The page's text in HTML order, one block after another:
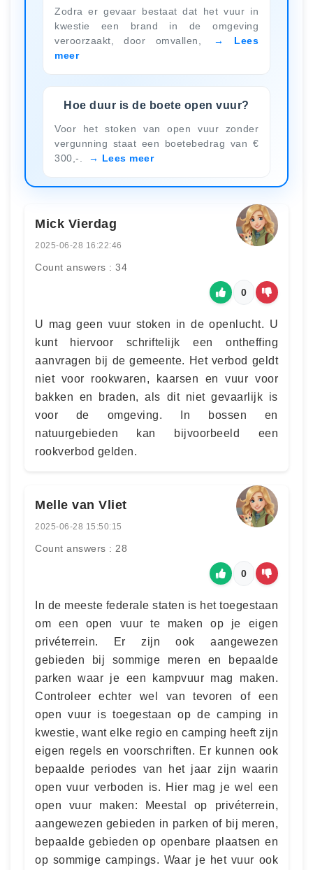
Zodra er gevaar bestaat dat het vuur in
kwestie een brand in de omgeving
veroorzaakt, door omvallen,
Lees
meer
Hoe duur is de boete open vuur?
Voor het stoken van open vuur zonder
vergunning staat een boetebedrag van €
300,-.
Lees meer
Mick Vierdag
2025-06-28 16:22:46
Count answers : 34
0
U mag geen vuur stoken in de openlucht. U
kunt hiervoor schriftelijk een ontheffing
aanvragen bij de gemeente. Het verbod geldt
niet voor rookwaren, kaarsen en vuur voor
bakken en braden, als dit niet gevaarlijk is
voor de omgeving. In bossen en
natuurgebieden kan bijvoorbeeld een
rookverbod gelden.
Melle van Vliet
2025-06-28 15:50:15
Count answers : 28
0
In de meeste federale staten is het toegestaan
om een open vuur te maken op je eigen
privéterrein. Er zijn ook aangewezen
gebieden bij sommige meren en bepaalde
parken waar je een kampvuur mag maken.
Controleer echter wel van tevoren of een
open vuur is toegestaan op de camping in
kwestie, want elke regio en camping heeft zijn
eigen regels en voorschriften. Er kunnen ook
bepaalde periodes van het jaar zijn waarin
open vuur verboden is. Hier mag je wel een
open vuur maken: Meestal op privéterrein,
aangewezen gebieden in parken of bij meren,
bepaalde gebieden op openbare plaatsen en
op sommige campings. Waar je het vuur ook